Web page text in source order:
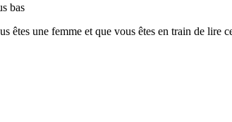
bas
êtes une femme et que vous êtes en train de lire